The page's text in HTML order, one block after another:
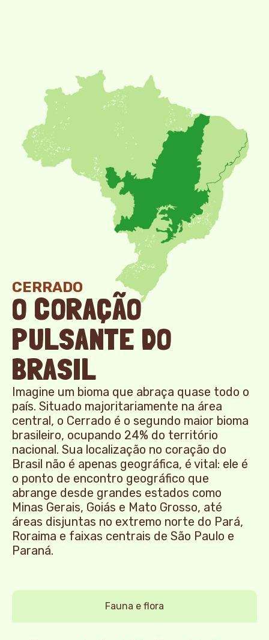
CERRADO
O CORAÇÃO
PULSANTE DO
BRASIL
Imagine um bioma que abraça quase todo o
país. Situado majoritariamente na área
central, o Cerrado é o segundo maior bioma
brasileiro, ocupando 24% do território
nacional. Sua localização no coração do
Brasil não é apenas geográfica, é vital: ele é
o ponto de encontro geográfico que
abrange desde grandes estados como
Minas Gerais, Goiás e Mato Grosso, até
áreas disjuntas no extremo norte do Pará,
Roraima e faixas centrais de São Paulo e
Paraná.
Fauna e flora